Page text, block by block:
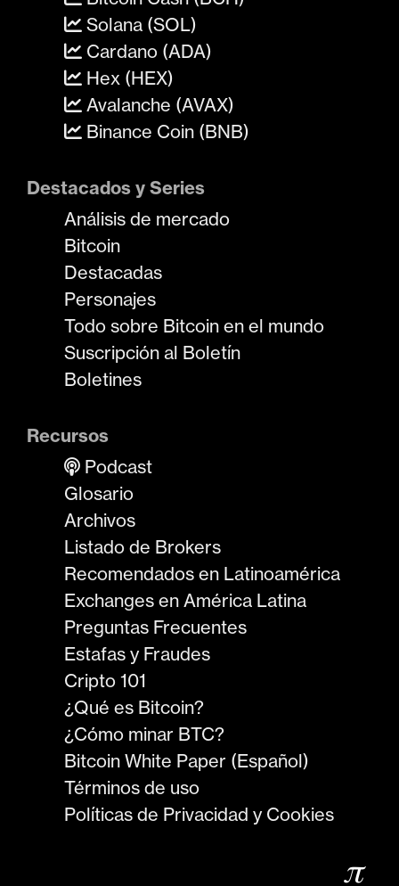
Solana (SOL)
Cardano (ADA)
Hex (HEX)
Avalanche (AVAX)
Binance Coin (BNB)
Destacados y Series
Análisis de mercado
Bitcoin
Destacadas
Personajes
Todo sobre Bitcoin en el mundo
Suscripción al Boletín
Boletines
Recursos
Podcast
Glosario
Archivos
Listado de Brokers
Recomendados en Latinoamérica
Exchanges en América Latina
Preguntas Frecuentes
Estafas y Fraudes
Cripto 101
¿Qué es Bitcoin?
¿Cómo minar BTC?
Bitcoin White Paper (Español)
Términos de uso
Políticas de Privacidad y Cookies
𝜋